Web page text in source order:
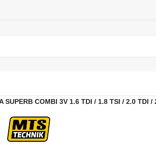
COMBI 3V 1.6 TDI / 1.8 TSI / 2.0 TDI /